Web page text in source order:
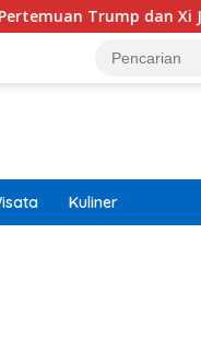
dan Xi Jinping
Kuliner